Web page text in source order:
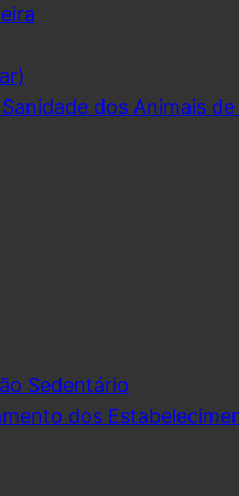
dos Animais
Sedentário
dos